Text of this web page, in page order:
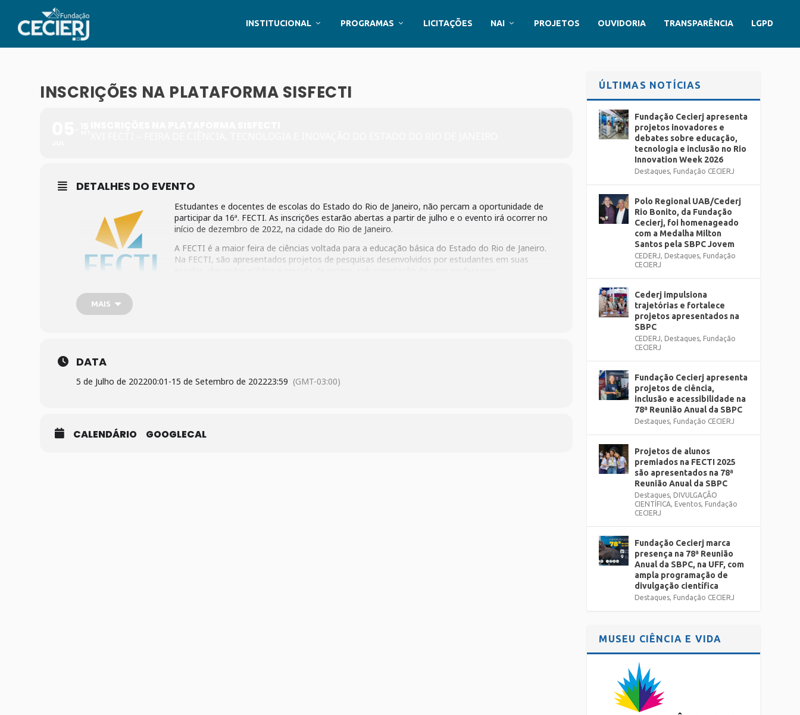
INSTITUCIONAL PROGRAMAS LICITAÇÕES NAI PROJETOS OUVIDORIA TRANSPARÊNCIA LGPD
INSCRIÇÕES NA PLATAFORMA SISFECTI
DETALHES DO EVENTO
Estudantes e docentes de escolas do Estado do Rio de Janeiro, não percam a oportunidade de
participar da 16ª. FECTI. As inscrições estarão abertas a partir de julho e o evento irá ocorrer no
início de dezembro de 2022, na cidade do Rio de Janeiro.
A FECTI é a maior feira de ciências voltada para a educação básica do Estado do Rio de Janeiro.
Na FECTI, são apresentados projetos de pesquisas desenvolvidos por estudantes em suas
Plataforma SisFECTI:
MAIS
DATA
5 de Julho de 202200:01 -15 de Setembro de 202223:59 (GMT-03:00)
CALENDÁRIO GOOGLECAL
ÚLTIMAS NOTÍCIAS
Fundação Cecierj apresenta
projetos inovadores e
debates sobre educação,
tecnologia e inclusão no Rio
Innovation Week 2026
Destaques, Fundação CECIERJ
Polo Regional UAB/Cederj
Rio Bonito, da Fundação
Cecierj, foi homenageado
com a Medalha Milton
Santos pela SBPC Jovem
CEDERJ, Destaques, Fundação
CECIERJ
Cederj impulsiona
trajetórias e fortalece
projetos apresentados na
SBPC
CEDERJ, Destaques, Fundação
CECIERJ
Fundação Cecierj apresenta
projetos de ciência,
inclusão e acessibilidade na
78ª Reunião Anual da SBPC
Destaques, Fundação CECIERJ
Projetos de alunos
premiados na FECTI 2025
são apresentados na 78ª
Reunião Anual da SBPC
Destaques, DIVULGAÇÃO
CIENTÍFICA, Eventos, Fundação
CECIERJ
Fundação Cecierj marca
presença na 78ª Reunião
Anual da SBPC, na UFF, com
ampla programação de
divulgação científica
Destaques, Fundação CECIERJ
MUSEU CIÊNCIA E VIDA